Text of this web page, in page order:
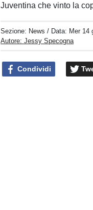
Juventina che vinto la
Sezione: News / Data: Mer 14
Autore: Jessy Specogna
Condividi